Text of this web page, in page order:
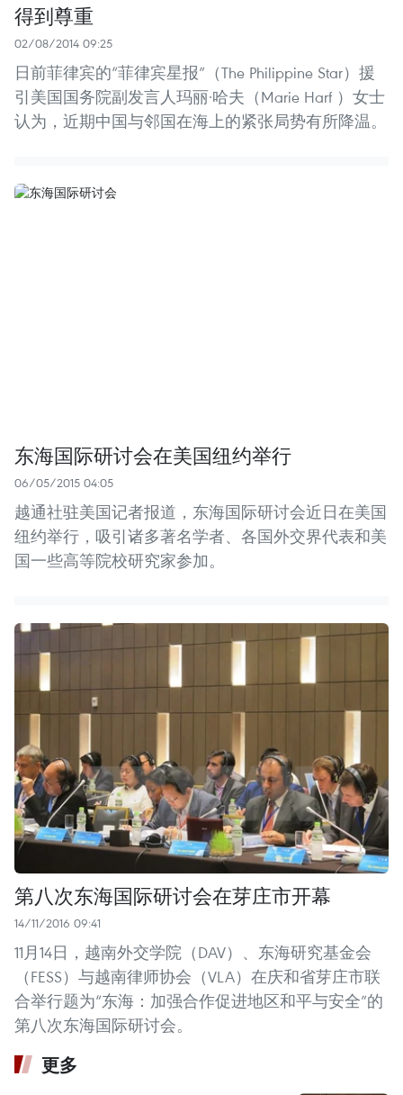
得到尊重
02/08/2014 09:25
日前菲律宾的“菲律宾星报”（The Philippine Star）援
引美国国务院副发言人玛丽·哈夫（Marie Harf ）女士
认为，近期中国与邻国在海上的紧张局势有所降温。
东海国际研讨会在美国纽约举行
06/05/2015 04:05
越通社驻美国记者报道，东海国际研讨会近日在美国
纽约举行，吸引诸多著名学者、各国外交界代表和美
国一些高等院校研究家参加。
第八次东海国际研讨会在芽庄市开幕
14/11/2016 09:41
11月14日，越南外交学院（DAV）、东海研究基金会
（FESS）与越南律师协会（VLA）在庆和省芽庄市联
合举行题为“东海：加强合作促进地区和平与安全”的
第八次东海国际研讨会。
更多